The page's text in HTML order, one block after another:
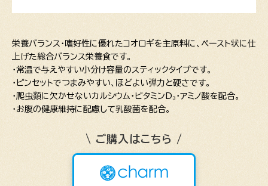
栄養バランス・嗜好性に優れたコオロギを主原料に、ペースト状に仕
上げた総合バランス栄養食です。
・常温で与えやすい小分け容量のスティックタイプです。
・ピンセットでつまみやすい、ほどよい弾力と硬さです。
・爬虫類に欠かせないカルシウム・ビタミンD₃・アミノ酸を配合。
・お腹の健康維持に配慮して乳酸菌を配合。
\ ご購入はこちら /